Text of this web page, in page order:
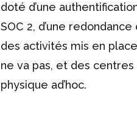
doté d’une
SOC 2, d’une
des activités mis en
ne va pas, et des
physique ad’hoc.